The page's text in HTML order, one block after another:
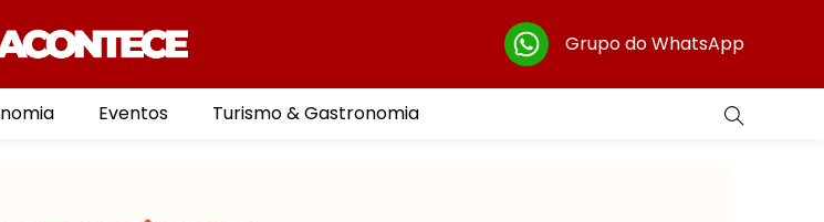
Grupo do WhatsApp
Eventos Turismo & Gastronomia